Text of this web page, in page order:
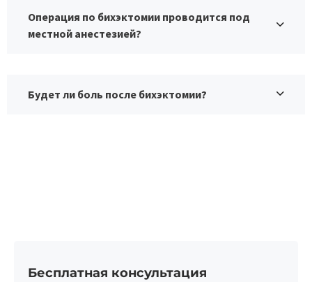
Операция по бихэктомии проводится под
местной анестезией?
Будет ли боль после бихэктомии?
Бесплатная консультация​